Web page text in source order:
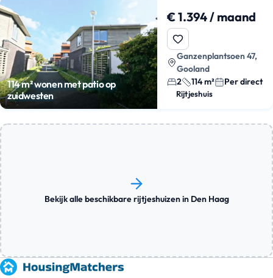
114 m² wonen met patio op
zuidwesten
€ 1.394 / maand
Ganzenplantsoen 47,
Gooland
2
114 m² Per direct
Rijtjeshuis
Bekijk alle beschikbare rijtjeshuizen in Den Haag